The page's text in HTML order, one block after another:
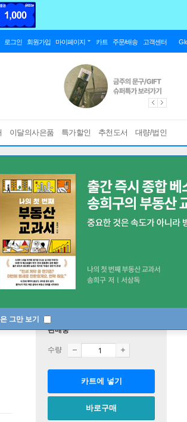
로그인 회원가입 마이페이지 카트 주문/배송 고객센터
이달의사은품 특가할인 추천도서 대량/법인
그만 보기
판매중
수량
카트에 넣기
바로구매